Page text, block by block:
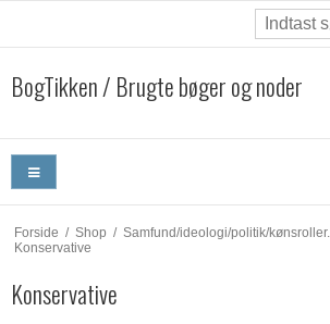
BogTikken / Brugte bøger og noder
Forside / Shop / Samfund/ideologi/politik/kønsroller...
Konservative
Konservative